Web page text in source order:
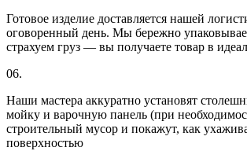
Готовое изделие доставляется нашей
оговоренный день. Мы бережно
страхуем груз — вы получаете товар в
06.
Наши мастера аккуратно установят
мойку и варочную панель (при
строительный мусор и покажут, как
поверхностью